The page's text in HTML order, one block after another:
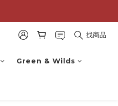
找商品
Green & Wilds